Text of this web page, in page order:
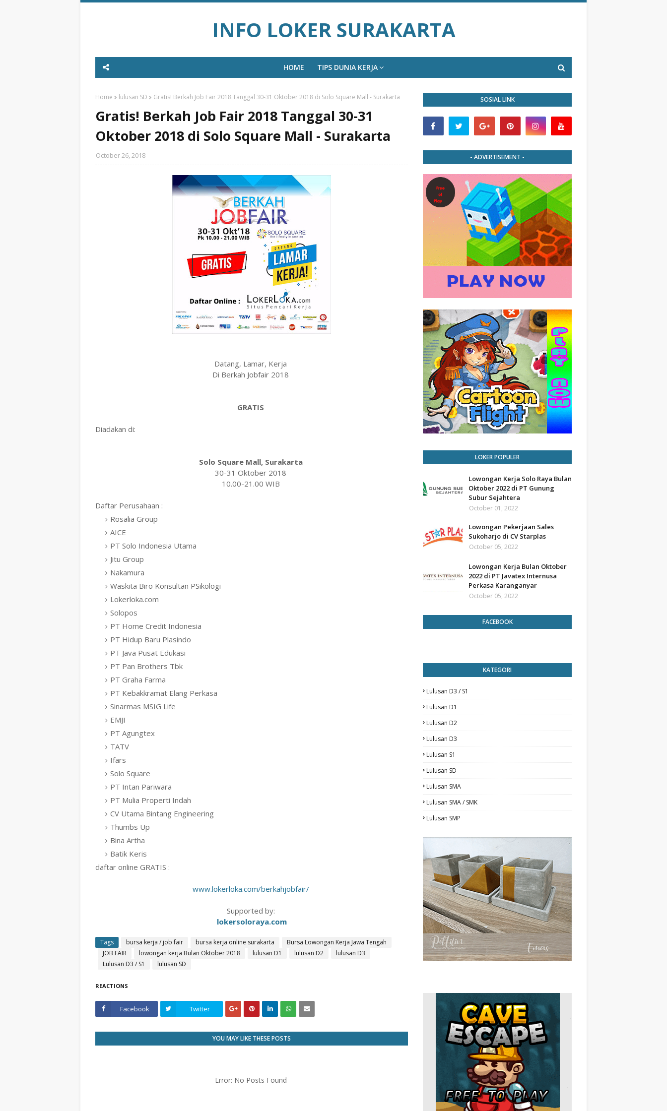
INFO LOKER SURAKARTA
HOME TIPS DUNIA KERJA
Home lulusan SD Gratis! Berkah Job Fair 2018 Tanggal 30-31 Oktober 2018 di Solo Square Mall - Surakarta
Gratis! Berkah Job Fair 2018 Tanggal 30-31
Oktober 2018 di Solo Square Mall - Surakarta
October 26, 2018
Datang, Lamar, Kerja
Di Berkah Jobfair 2018
GRATIS
Diadakan di:
Solo Square Mall, Surakarta
30-31 Oktober 2018
10.00-21.00 WIB
Daftar Perusahaan :
Rosalia Group
AICE
PT Solo Indonesia Utama
Jitu Group
Nakamura
Waskita Biro Konsultan PSikologi
Lokerloka.com
Solopos
PT Home Credit Indonesia
PT Hidup Baru Plasindo
PT Java Pusat Edukasi
PT Pan Brothers Tbk
PT Graha Farma
PT Kebakkramat Elang Perkasa
Sinarmas MSIG Life
EMJI
PT Agungtex
TATV
Ifars
Solo Square
PT Intan Pariwara
PT Mulia Properti Indah
CV Utama Bintang Engineering
Thumbs Up
Bina Artha
Batik Keris
daftar online GRATIS :
www.lokerloka.com/berkahjobfair/
Supported by:
lokersoloraya.com
Tags bursa kerja / job fair bursa kerja online surakarta
Bursa Lowongan Kerja Jawa Tengah
JOB FAIR
lowongan kerja Bulan Oktober 2018 lulusan D1 lulusan D2
lulusan D3
Lulusan D3 / S1
lulusan SD
REACTIONS
Facebook Twitter
YOU MAY LIKE THESE POSTS
Error: No Posts Found
SOSIAL LINK
- ADVERTISEMENT -
LOKER POPULER
Lowongan Kerja Solo Raya Bulan
Oktober 2022 di PT Gunung
Subur Sejahtera
October 01, 2022
Lowongan Pekerjaan Sales
Sukoharjo di CV Starplas
October 05, 2022
Lowongan Kerja Bulan Oktober
2022 di PT Javatex Internusa
Perkasa Karanganyar
October 05, 2022
FACEBOOK
KATEGORI
Lulusan D3 / S1
Lulusan D1
Lulusan D2
Lulusan D3
Lulusan S1
Lulusan SD
Lulusan SMA
Lulusan SMA / SMK
Lulusan SMP